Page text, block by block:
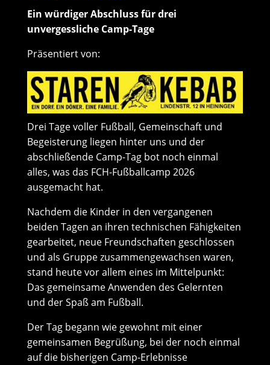
Ein würdiger Abschluss für drei
unvergessliche Camp-Tage
Präsentiert von:
Drei Tage voller Fußball, Gemeinschaft und
Begeisterung liegen hinter uns und der
abschließende Camp-Tag bot noch einmal
alles, was das FCH-Fußballcamp 2026
ausgemacht hat.
Nachdem die Kinder in den vergangenen
beiden Tagen an ihren technischen Fähigkeiten
gearbeitet, neue Freundschaften geschlossen
und als Gruppe zusammengewachsen waren,
stand heute vor allem eines im Mittelpunkt:
Das gemeinsame Anwenden des Gelernten
und der Spaß am Fußball.
Der Tag begann wie gewohnt mit einer
gemeinsamen Begrüßung, bei der noch einmal
auf die bisherigen Camp-Erlebnisse